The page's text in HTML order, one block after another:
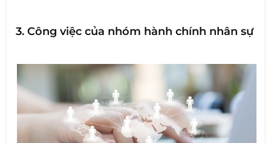
3. Công việc của nhóm hành chính nhân sự